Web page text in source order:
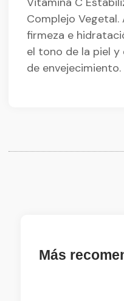
Complejo
firmeza e
el tono de la piel
de envejecimiento.
Más